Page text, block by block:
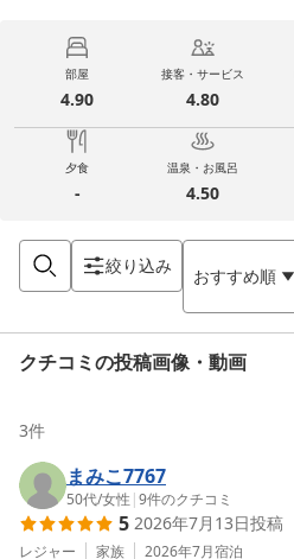
部屋
4.90
接客・サービス
4.80
夕食
-
温泉・お風呂
4.50
絞り込み おすすめ順
クチコミの投稿画像・動画
3件
まみこ7767
50代/女性 |9件のクチコミ
5 2026年7月13日投稿
レジャー 家族 2026年7月宿泊